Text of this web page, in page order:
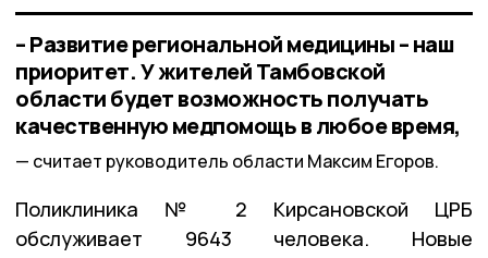
– Развитие региональной медицины – наш
приоритет. У жителей Тамбовской
области будет возможность получать
качественную медпомощь в любое время,
считает руководитель области Максим Егоров.
Поликлиника № 2 Кирсановской ЦРБ
обслуживает 9643 человека. Новые